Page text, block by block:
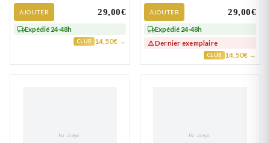
AJOUTER 29,00€
Expédié 24-48h
CLUB 14,50€ →
AJOUTER 29,00€
Expédié 24-48h
⚠️ Dernier exemplaire
CLUB 14,50€ →